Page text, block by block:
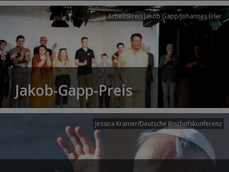
Arbeitskreis Jakob Gapp/Johannes Erler
Jakob-Gapp-Preis
Jessica Krämer/Deutsche Bischofskonferenz